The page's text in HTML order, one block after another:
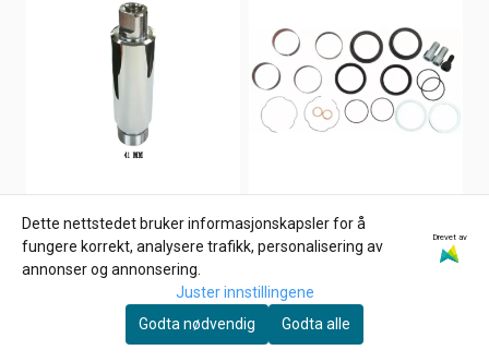
Dette nettstedet bruker informasjonskapsler for å
fungere korrekt, analysere trafikk, personalisering av
annonser og annonsering.
Drevet av
Juster innstillingene
Godta nødvendig
Godta alle